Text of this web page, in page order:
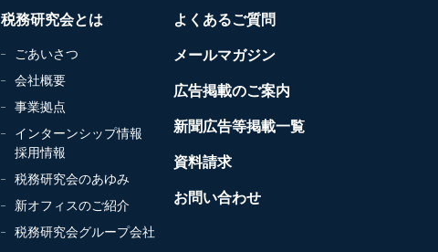
税務研究会とは
ごあいさつ
会社概要
事業拠点
インターンシップ情報
採用情報
税務研究会のあゆみ
新オフィスのご紹介
税務研究会グループ会社
よくあるご質問
メールマガジン
広告掲載のご案内
新聞広告等掲載一覧
資料請求
お問い合わせ